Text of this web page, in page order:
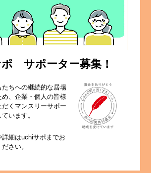
サポーター募集！
たちへの継続的な居場
め、企業・個人の皆様
だくマンスリーサポー
います。
詳細はuchiサポまでお
さい。